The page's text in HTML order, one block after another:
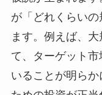
が「どれくらい
ます。例えば、
て、ターゲット
いることが明ら